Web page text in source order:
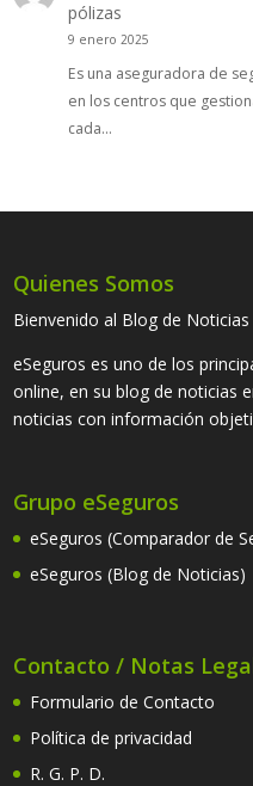
pólizas
9 enero 2025
Es una aseguradora de
en los centros que
cada…
Quienes Somos
Bienvenido al Blog de
eSeguros es uno de los
online, en su blog de noticias
noticias con información
Grupo eSeguros
eSeguros (Comparador de
eSeguros (Blog de Noticias)
Contacto / Notas
Formulario de Contacto
Política de privacidad
R. G. P. D.